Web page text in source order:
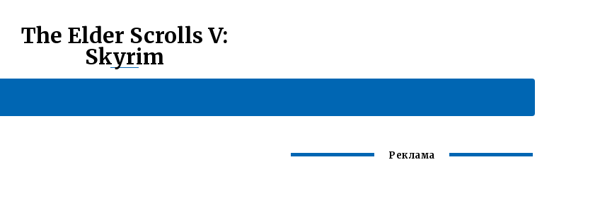
The Elder Scrolls V:
Skyrim
Реклама